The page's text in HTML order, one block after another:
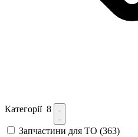
Категорії 8
Запчастини для ТО (363)